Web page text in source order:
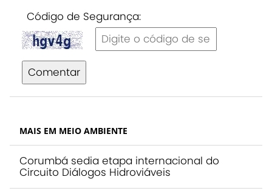
Código de Segurança:
Comentar
MAIS EM MEIO AMBIENTE
Corumbá sedia etapa internacional do
Circuito Diálogos Hidroviáveis